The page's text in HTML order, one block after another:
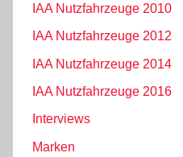
IAA Nutzfahrzeuge 2010
IAA Nutzfahrzeuge 2012
IAA Nutzfahrzeuge 2014
IAA Nutzfahrzeuge 2016
Interviews
Marken